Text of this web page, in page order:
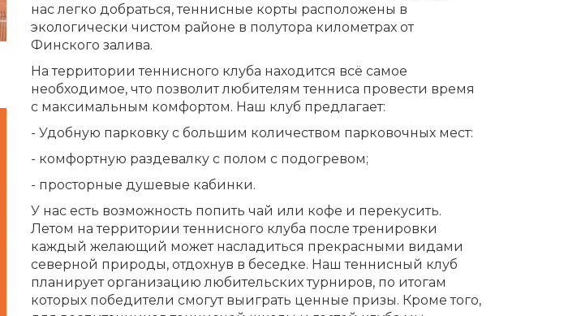
нас легко добраться, теннисные корты расположены в
экологически чистом районе в полутора километрах от
Финского залива.
На территории теннисного клуба находится всё самое
необходимое, что позволит любителям тенниса провести время
с максимальным комфортом. Наш клуб предлагает:
- Удобную парковку с большим количеством парковочных мест:
- комфортную раздевалку с полом с подогревом;
- просторные душевые кабинки.
У нас есть возможность попить чай или кофе и перекусить.
Летом на территории теннисного клуба после тренировки
каждый желающий может насладиться прекрасными видами
северной природы, отдохнув в беседке. Наш теннисный клуб
планирует организацию любительских турниров, по итогам
которых победители смогут выиграть ценные призы. Кроме того,